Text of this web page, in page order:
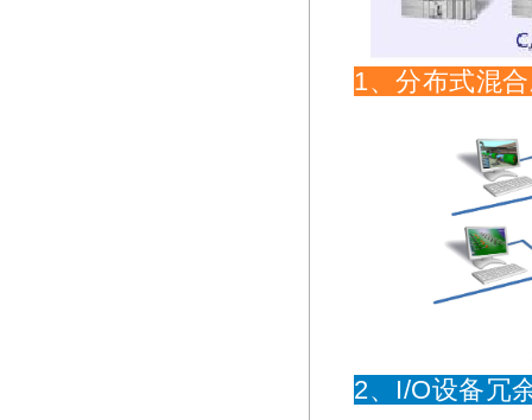
1、分布式混
2、I/O设备冗